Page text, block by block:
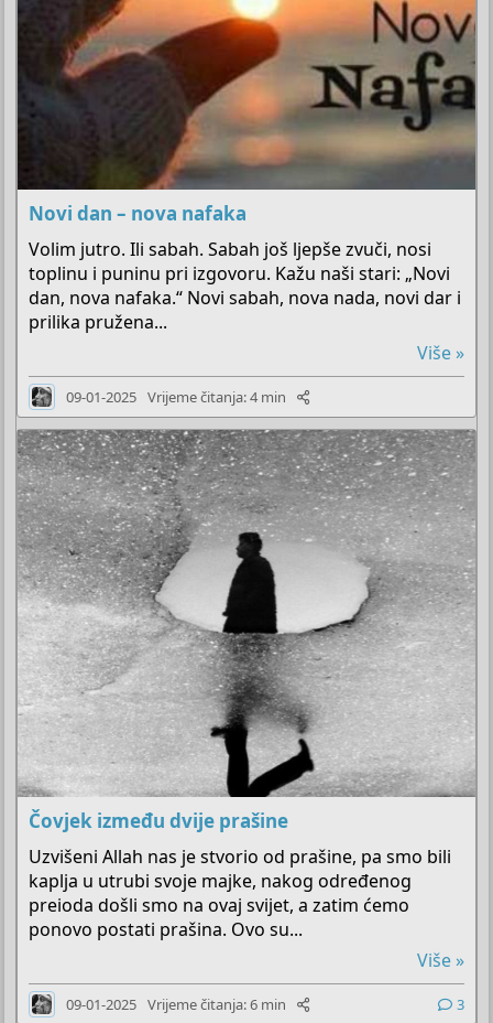
Novi dan – nova nafaka
Volim jutro. Ili sabah. Sabah još ljepše zvuči, nosi
toplinu i puninu pri izgovoru. Kažu naši stari: „Novi
dan, nova nafaka.“ Novi sabah, nova nada, novi dar i
prilika pružena...
Više »
09-01-2025 Vrijeme čitanja: 4 min
Čovjek između dvije prašine
Uzvišeni Allah nas je stvorio od prašine, pa smo bili
kaplja u utrubi svoje majke, nakog određenog
preioda došli smo na ovaj svijet, a zatim ćemo
ponovo postati prašina. Ovo su...
Više »
09-01-2025 Vrijeme čitanja: 6 min 3